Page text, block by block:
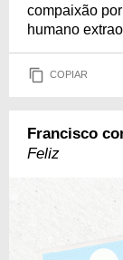
compaixão
humano
COPIAR
Francisco
Feliz